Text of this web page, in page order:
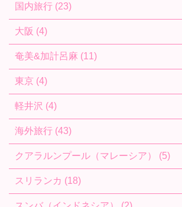
国内旅行 (23)
大阪 (4)
奄美&加計呂麻 (11)
東京 (4)
軽井沢 (4)
海外旅行 (43)
クアラルンプール（マレーシア） (5)
スリランカ (18)